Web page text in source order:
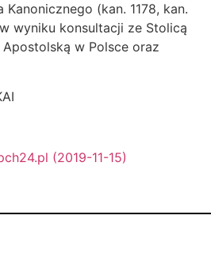
Kanonicznego (kan. 1178, kan.
wyniku konsultacji ze Stolicą
w Polsce oraz
(2019-11-15)